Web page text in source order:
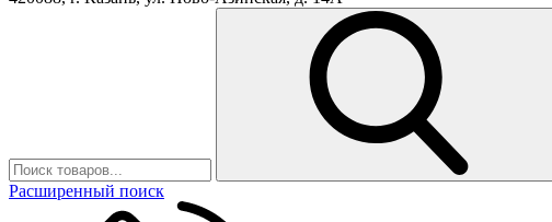
Расширенный поиск